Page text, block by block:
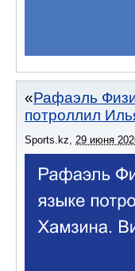
Рафаэль
потроллил
Sports.kz, 29 июня